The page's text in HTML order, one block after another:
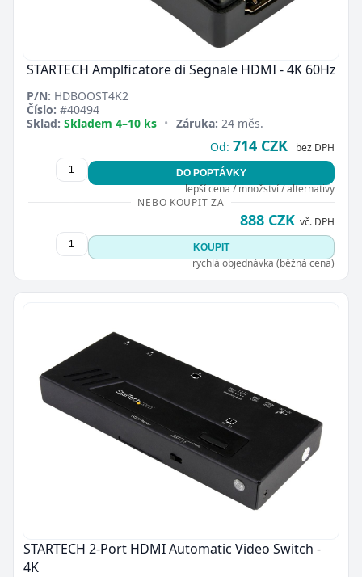
Zavřít
STARTECH Amplficatore di Segnale HDMI - 4K 60Hz
P/N: HDBOOST4K2
Číslo: #40494
Sklad: Skladem 4–10 ks • Záruka: 24 měs.
Od: 714 CZK bez DPH
DO POPTÁVKY
lepší cena / množství / alternativy
NEBO KOUPIT ZA
888 CZK vč. DPH
KOUPIT
rychlá objednávka (běžná cena)
STARTECH 2-Port HDMI Automatic Video Switch -
4K